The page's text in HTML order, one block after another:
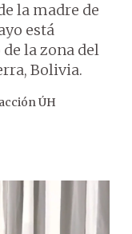
la madre de
está
la zona del
Bolivia.
ÚH